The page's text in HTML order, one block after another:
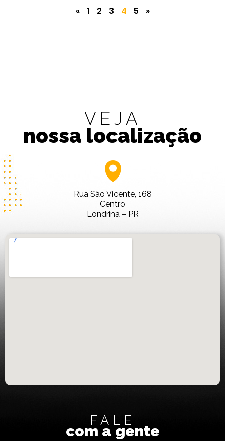
« 1 2 3 4 5 »
VEJA
nossa localização
Rua São Vicente, 168
Centro
Londrina – PR
FALE
com a gente